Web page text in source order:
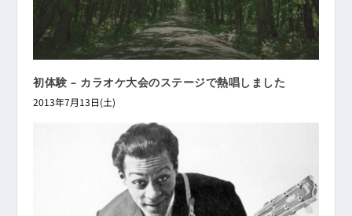
初体験 – カラオケ大会のステージで熱唱しました
2013年7月13日(土)